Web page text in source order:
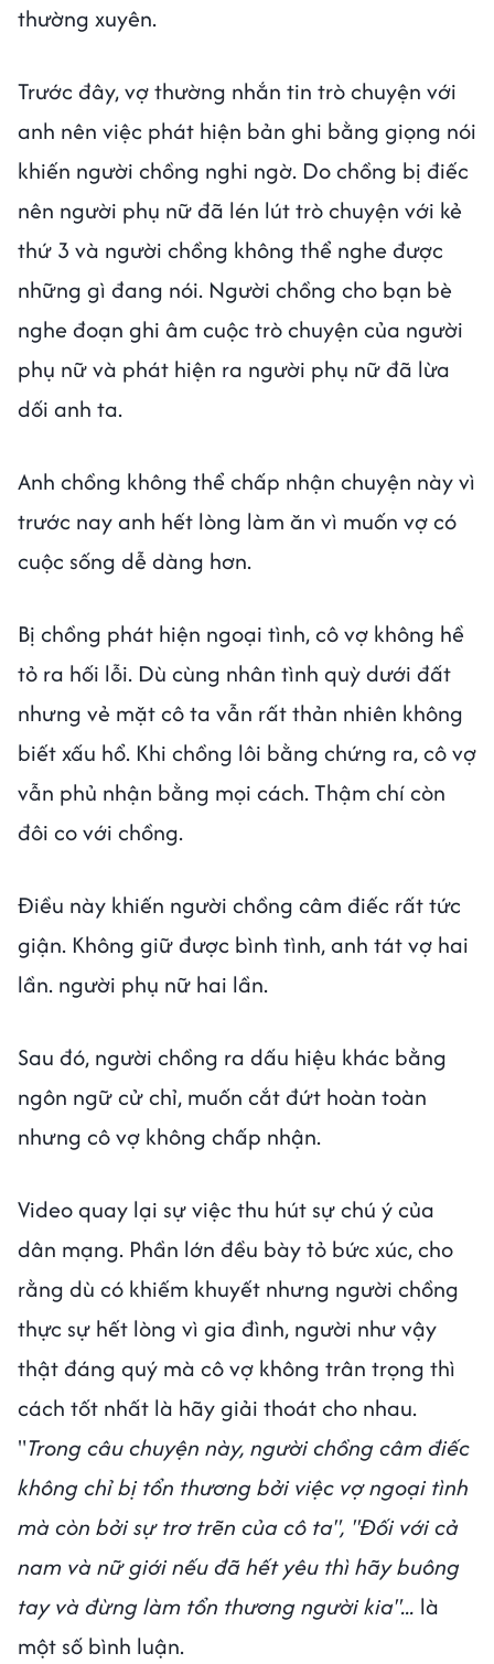
thường xuyên.
Trước đây, vợ thường nhắn tin trò chuyện với
anh nên việc phát hiện bản ghi bằng giọng nói
khiến người chồng nghi ngờ. Do chồng bị điếc
nên người phụ nữ đã lén lút trò chuyện với kẻ
thứ 3 và người chồng không thể nghe được
những gì đang nói. Người chồng cho bạn bè
nghe đoạn ghi âm cuộc trò chuyện của người
phụ nữ và phát hiện ra người phụ nữ đã lừa
dối anh ta.
Anh chồng không thể chấp nhận chuyện này vì
trước nay anh hết lòng làm ăn vì muốn vợ có
cuộc sống dễ dàng hơn.
Bị chồng phát hiện ngoại tình, cô vợ không hề
tỏ ra hối lỗi. Dù cùng nhân tình quỳ dưới đất
nhưng vẻ mặt cô ta vẫn rất thản nhiên không
biết xấu hổ. Khi chồng lôi bằng chứng ra, cô vợ
vẫn phủ nhận bằng mọi cách. Thậm chí còn
đôi co với chồng.
Điều này khiến người chồng câm điếc rất tức
giận. Không giữ được bình tình, anh tát vợ hai
lần. người phụ nữ hai lần.
Sau đó, người chồng ra dấu hiệu khác bằng
ngôn ngữ cử chỉ, muốn cắt đứt hoàn toàn
nhưng cô vợ không chấp nhận.
Video quay lại sự việc thu hút sự chú ý của
dân mạng. Phần lớn đều bày tỏ bức xúc, cho
rằng dù có khiếm khuyết nhưng người chồng
thực sự hết lòng vì gia đình, người như vậy
thật đáng quý mà cô vợ không trân trọng thì
cách tốt nhất là hãy giải thoát cho nhau.
"Trong câu chuyện này, người chồng câm điếc
không chỉ bị tổn thương bởi việc vợ ngoại tình
mà còn bởi sự trơ trẽn của cô ta", "Đối với cả
nam và nữ giới nếu đã hết yêu thì hãy buông
tay và đừng làm tổn thương người kia"... là
một số bình luận.